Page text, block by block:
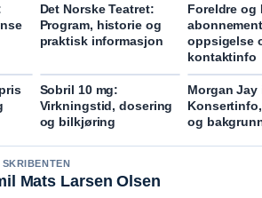
Det Norske Teatret:
Program, historie og
praktisk informasjon
Foreldre og
oppsigelse
kontaktinfo
Sobril 10 mg:
Virkningstid, dosering
og bilkjøring
Morgan Jay
og
SKRIBENTEN
Mats Larsen Olsen